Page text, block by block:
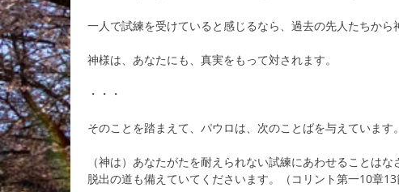
一人で試練を受けていると感じるなら、過去の先人たちから
神様は、あなたにも、真実をもって対されます。
・・・
そのことを踏まえて、パウロは、次のことばを与えています
（神は）あなたがたを耐えられない試練にあわせることは
脱出の道も備えていてくださいます。（コリント第一10章13